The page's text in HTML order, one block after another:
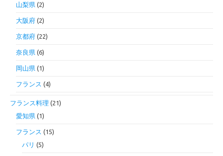
山梨県 (2)
大阪府 (2)
京都府 (22)
奈良県 (6)
岡山県 (1)
フランス (4)
フランス料理 (21)
愛知県 (1)
フランス (15)
パリ (5)